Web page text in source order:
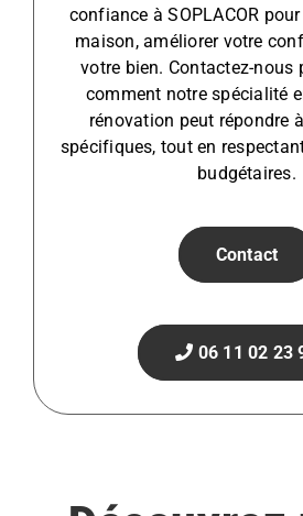
confiance à SOPLACOR
maison, améliorer votre
votre bien. Contactez-nous
comment notre spécialité
rénovation peut répondre
spécifiques, tout en
budgétaires.
Contact
06 11 02 23